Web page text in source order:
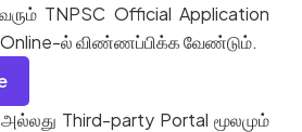
TNPSC Official Application
Online-ல்விண்ணப்பிக்கவேண்டும்.
அல்லது Third-party Portal மூலமும்